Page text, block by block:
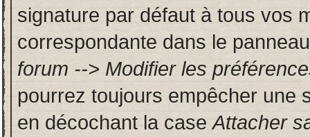
signature par défaut à tous vos
correspondante dans le
forum --> Modifier les
pourrez toujours empêcher une
en décochant la caseAttacher